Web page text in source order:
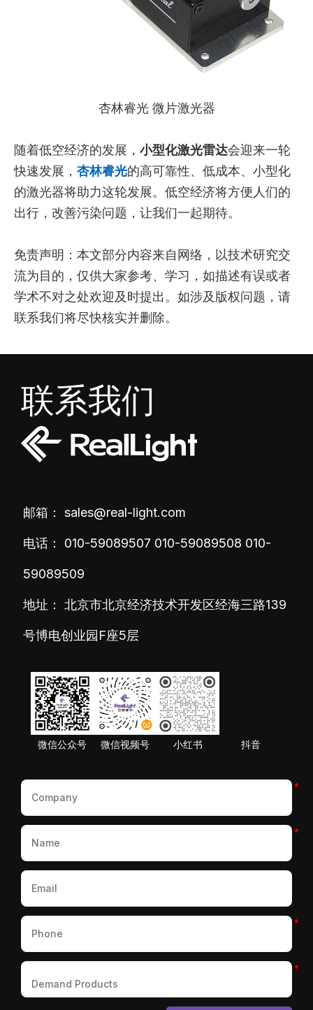
杏林睿光 微片激光器
随着低空经济的发展， 小型化激光雷达会迎来一轮
快速发展， 杏林睿光的高可靠性、低成本、小型化
的激光器将助力这轮发展。低空经济将方便人们的
出行，改善污染问题，让我们一起期待。
免责声明：本文部分内容来自网络，以技术研究交
流为目的，仅供大家参考、学习，如描述有误或者
学术不对之处欢迎及时提出。如涉及版权问题，请
联系我们将尽快核实并删除。
联系我们
邮箱： sales@real-light.com
电话： 010-59089507 010-59089508 010-
59089509
地址： 北京市北京经济技术开发区经海三路139
号博电创业园F座5层
微信公众号 微信视频号 小红书 抖音
*
*
*
*